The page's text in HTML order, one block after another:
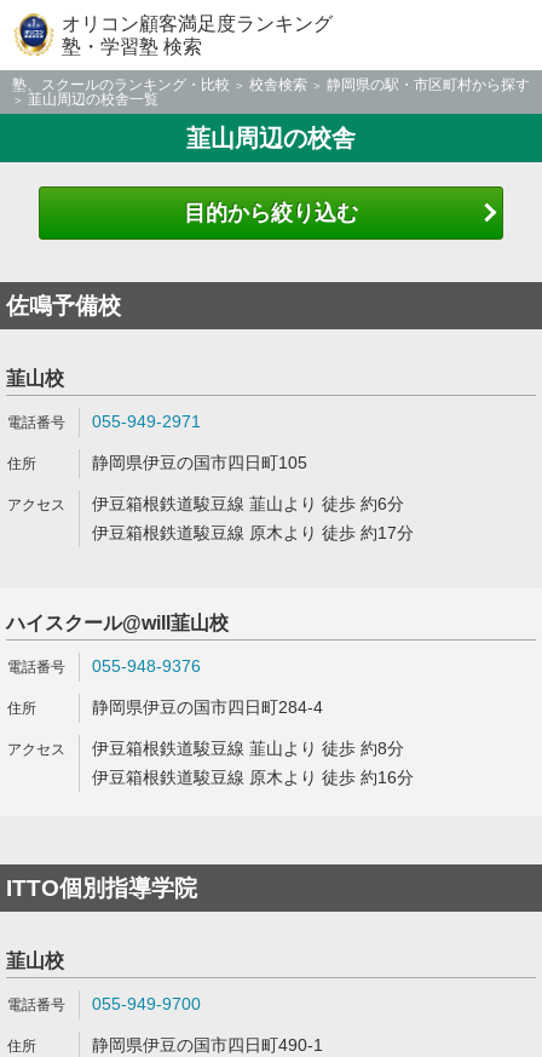
オリコン顧客満足度ランキング
塾・学習塾 検索
塾、スクールのランキング・比較 校舎検索
静岡県の駅・市区町村から探す
韮山周辺の校舎一覧
韮山周辺の校舎
目的から絞り込む
佐鳴予備校
韮山校
055-949-2971
静岡県伊豆の国市四日町105
伊豆箱根鉄道駿豆線 韮山より 徒歩 約6分
伊豆箱根鉄道駿豆線 原木より 徒歩 約17分
ハイスクール@will韮山校
055-948-9376
静岡県伊豆の国市四日町284-4
伊豆箱根鉄道駿豆線 韮山より 徒歩 約8分
伊豆箱根鉄道駿豆線 原木より 徒歩 約16分
ITTO個別指導学院
韮山校
055-949-9700
静岡県伊豆の国市四日町490-1